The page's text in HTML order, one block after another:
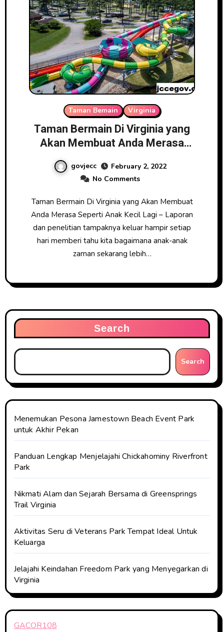
Taman Bemain Virginia
Taman Bermain Di Virginia yang
Akan Membuat Anda Merasa
Seperti Anak Kecil Lagi
govjecc
February 2, 2022
No Comments
Taman Bermain Di Virginia yang Akan Membuat
Anda Merasa Seperti Anak Kecil Lagi – Laporan
dan penelitian tampaknya keluar hampir setiap
hari memberi tahu kita bagaimana anak-anak
zaman sekarang lebih…
Search
Search
Menemukan Pesona Jamestown Beach Event Park
untuk Akhir Pekan
Panduan Lengkap Menjelajahi Chickahominy Riverfront
Park
Nikmati Alam dan Sejarah Bersama di Greensprings
Trail Virginia
Aktivitas Seru di Veterans Park Tempat Ideal Untuk
Keluarga
Jelajahi Keindahan Freedom Park yang Menyegarkan di
Virginia
GACOR108